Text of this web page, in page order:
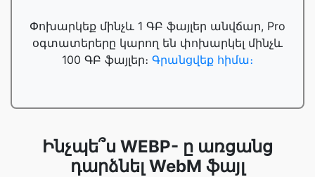
Փոխարկեք մինչև 1 ԳԲ ֆայլեր անվճար, Pro
օգտատերերը կարող են փոխարկել մինչև
100 ԳԲ ֆայլեր։ Գրանցվեք հիմա։
Ինչպե՞ս WEBP- ը առցանց
դարձնել WebM ֆայլ